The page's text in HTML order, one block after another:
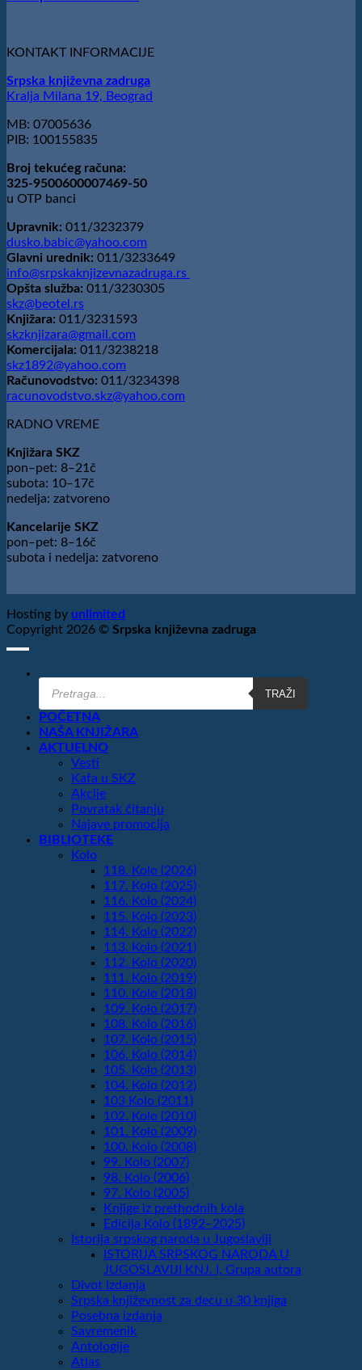
„Stevan
Slobodanu
KONTAKT INFORMACIJE
Srpska književna zadruga
Kralja Milana 19, Beograd
MB: 07005636
PIB: 100155835
Broj tekućeg računa:
325-9500600007469-50
u OTP banci
Upravnik: 011/3232379
dusko.babic@yahoo.com
Glavni urednik: 011/3233649
info@srpskaknjizevnazadruga.rs
Opšta služba: 011/3230305
skz@beotel.rs
Knjižara: 011/3231593
skzknjizara@gmail.com
Komercijala: 011/3238218
skz1892@yahoo.com
Računovodstvo: 011/3234398
racunovodstvo.skz@yahoo.com
RADNO VREME
Knjižara SKZ
pon‒pet: 8‒21č
subota: 10‒17č
nedelja: zatvoreno
Kancelarije SKZ
pon‒pet: 8‒16č
subota i nedelja: zatvoreno
Hosting by unlimited
Copyright 2026 © Srpska književna zadruga
Products
search
TRAŽI
POČETNA
NAŠA KNJIŽARA
AKTUELNO
Vesti
Kafa u SKZ
Akcije
Povratak čitanju
Najave promocija
BIBLIOTEKE
Kolo
118. Kolo (2026)
117. Kolo (2025)
116. Kolo (2024)
115. Kolo (2023)
114. Kolo (2022)
113. Kolo (2021)
112. Kolo (2020)
111. Kolo (2019)
110. Kolo (2018)
109. Kolo (2017)
108. Kolo (2016)
107. Kolo (2015)
106. Kolo (2014)
105. Kolo (2013)
104. Kolo (2012)
103 Kolo (2011)
102. Kolo (2010)
101. Kolo (2009)
100. Kolo (2008)
99. Kolo (2007)
98. Kolo (2006)
97. Kolo (2005)
Knjige iz prethodnih kola
Edicija Kolo (1892‒2025)
Istorija srpskog naroda u Jugoslaviji
ISTORIJA SRPSKOG NARODA U
JUGOSLAVIJI KNJ. I, Grupa autora
Divot izdanja
Srpska književnost za decu u 30 knjiga
Posebna izdanja
Savremenik
Antologije
Atlas